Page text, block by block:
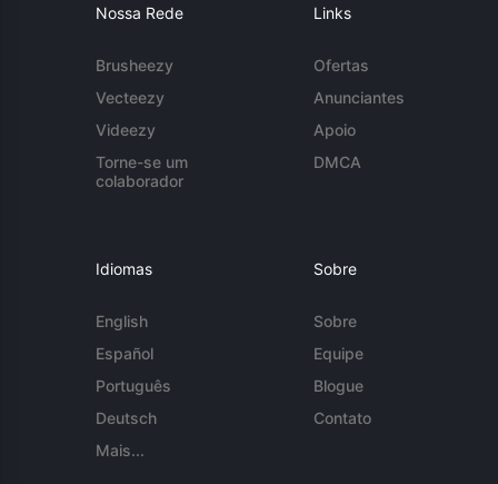
Nossa Rede
Brusheezy
Vecteezy
Videezy
Torne-se um
colaborador
Links
Ofertas
Anunciantes
Apoio
DMCA
Idiomas
English
Español
Português
Deutsch
Mais...
Sobre
Sobre
Equipe
Blogue
Contato